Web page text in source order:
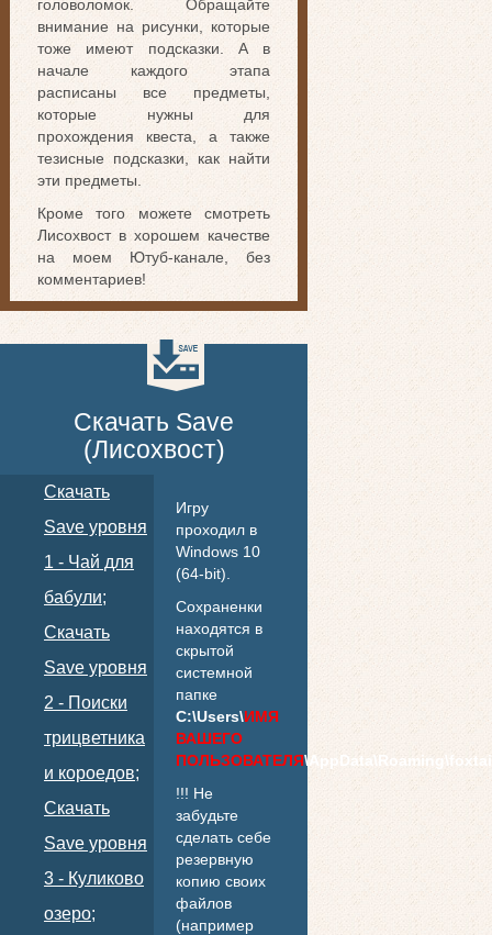
головоломок. Обращайте
внимание на рисунки, которые
тоже имеют подсказки. А в
начале каждого этапа
расписаны все предметы,
которые нужны для
прохождения квеста, а также
тезисные подсказки, как найти
эти предметы.
Кроме того можете смотреть
Лисохвост в хорошем качестве
на моем Ютуб-канале, без
комментариев!
Скачать Save
(Лисохвост)
Скачать
Save уровня
1 - Чай для
бабули;
Скачать
Save уровня
2 - Поиски
трицветника
и короедов;
Скачать
Save уровня
3 - Куликово
озеро;
Игру
проходил в
Windows 10
(64-bit).
Сохраненки
находятся в
скрытой
системной
папке
C:\Users\ИМЯ
ВАШЕГО
ПОЛЬЗОВАТЕЛЯ
!!! Не
забудьте
сделать себе
резервную
копию своих
файлов
(например